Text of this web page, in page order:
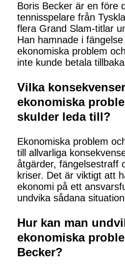
Boris Becker är en före
tennisspelare från
flera Grand Slam-titlar
Han hamnade i
ekonomiska problem
inte kunde betala
Vilka
ekonomiska
skulder leda till?
Ekonomiska problem
till allvarliga
åtgärder, fängelsestraff
kriser. Det är viktigt att
ekonomi på ett
undvika sådana
Hur kan man
ekonomiska
Becker?